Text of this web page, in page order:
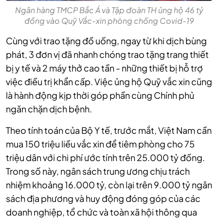
Ngân hàng TMCP Bắc Á và Tập đoàn TH ủng hộ 46 tỷ
đồng vào Quỹ Vắc-xin phòng chống Covid-19
Cùng với trao tặng đồ uống, ngay từ khi dịch bùng
phát, 3 đơn vị đã nhanh chóng trao tặng trang thiết
bị y tế và 2 máy thở cao tần - những thiết bị hỗ trợ
việc điều trị khẩn cấp. Việc ủng hộ Quỹ vắc xin cũng
là hành động kịp thời góp phần cùng Chính phủ
ngăn chặn dịch bệnh.
Theo tính toán của Bộ Y tế, trước mắt, Việt Nam cần
mua 150 triệu liều vắc xin để tiêm phòng cho 75
triệu dân với chi phí ước tính trên 25.000 tỷ đồng.
Trong số này, ngân sách trung ương chịu trách
nhiệm khoảng 16.000 tỷ, còn lại trên 9.000 tỷ ngân
sách địa phương và huy động đóng góp của các
doanh nghiệp, tổ chức và toàn xã hội thông qua